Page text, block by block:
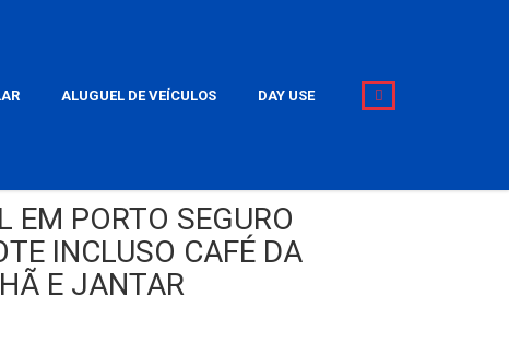
ALUGUEL DE VEÍCULOS DAY USE
EM PORTO SEGURO
INCLUSO CAFÉ DA
E JANTAR